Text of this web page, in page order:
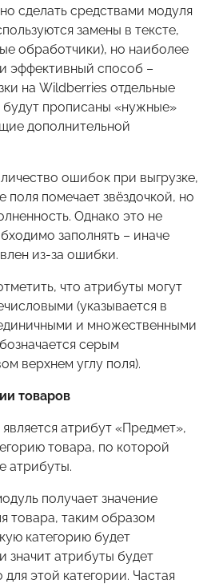
сделать средствами модуля
замены в тексте,
обработчики), но наиболее
эффективный способ –
на Wildberries отдельные
будут прописаны «нужные»
дополнительной
ошибок при выгрузке,
поля помечает звёздочкой, но
Однако это не
заполнять – иначе
из-за ошибки.
что атрибуты могут
(указывается в
и множественными
серым
верхнем углу поля).
товаров
атрибут «Предмет»,
товара, по которой
атрибуты.
получает значение
товара, таким образом
категорию будет
значит атрибуты будет
для этой категории. Частая